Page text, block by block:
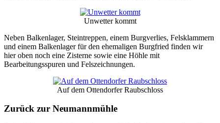
Unwetter kommt
Neben Balkenlager, Steintreppen, einem Burgverlies, Felsklammern
und einem Balkenlager für den ehemaligen Burgfried finden wir
hier oben noch eine Zisterne sowie eine Höhle mit
Bearbeitungsspuren und Felszeichnungen.
Auf dem Ottendorfer Raubschloss
Zurück zur Neumannmühle